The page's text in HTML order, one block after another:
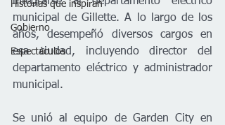
Historias que inspiran
Gobierno
Espectáculos
municipal de Gillette. A lo largo de los
años, desempeñó diversos cargos en
esa ciudad, incluyendo director del
departamento eléctrico y administrador
municipal.
Se unió al equipo de Garden City en